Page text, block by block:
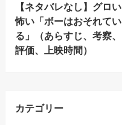
【ネタバレなし】グロい
怖い「ボーはおそれてい
る」（あらすじ、考察、
評価、上映時間）
カテゴリー